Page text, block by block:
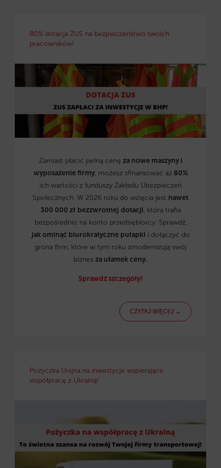
80% dotacja ZUS na bezpieczeństwo twoich
pracowników!
Zamiast płacić pełną cenę za nowe maszyny i
wyposażenie firmy, możesz sfinansować aż80%
ich wartości z funduszy Zakładu Ubezpieczeń
Społecznych. W 2026 roku do wzięcia jest nawet
300 000 zł bezzwrotnej dotacji, która trafia
bezpośrednio na konto przedsiębiorcy. Sprawdź,
jak ominąć biurokratyczne pułapki i dołączyć do
grona firm, które w tym roku zmodernizują swój
biznes za ułamek ceny.
Sprawdź szczegóły!
CZYTAJ WIĘCEJ →
Pożyczka Unijna na inwestycje wspierające
współpracę z Ukrainą!